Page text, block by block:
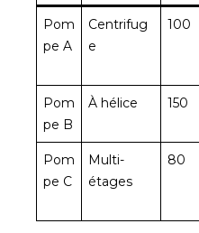
Pom
pe A
Centrifug
e
100
Pom
pe B
À hélice 150
Pom
pe C
Multi-
étages
80